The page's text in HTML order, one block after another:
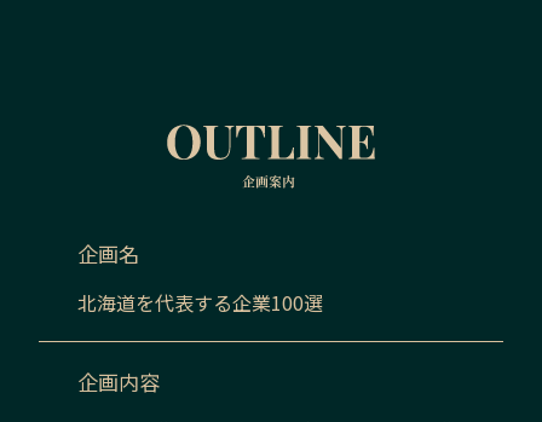
企画名
北海道を代表する企業100選
企画内容